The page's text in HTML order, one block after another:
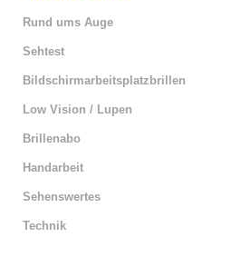
Rund ums Auge
Sehtest
Bildschirmarbeitsplatzbrillen
Low Vision / Lupen
Brillenabo
Handarbeit
Sehenswertes
Technik